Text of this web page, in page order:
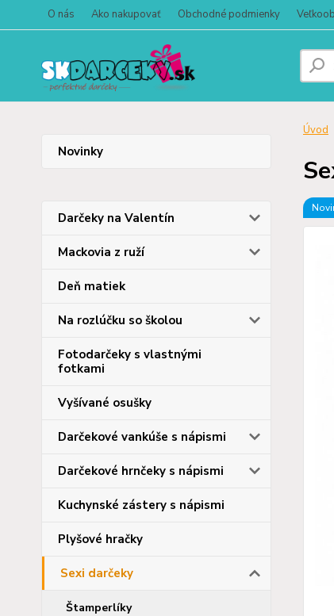
O nás Ako nakupovať Obchodné podmienky
Novinky
Darčeky na Valentín
Mackovia z ruží
Deň matiek
Na rozlúčku so školou
Fotodarčeky s vlastnými
fotkami
Vyšívané osušky
Darčekové vankúše s nápismi
Darčekové hrnčeky s nápismi
Kuchynské zástery s nápismi
Plyšové hračky
Sexi darčeky
Štamperlíky
Úvod